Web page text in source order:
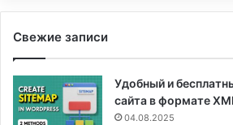
Свежие записи
Удобный и
сайта в формате
04.08.2025